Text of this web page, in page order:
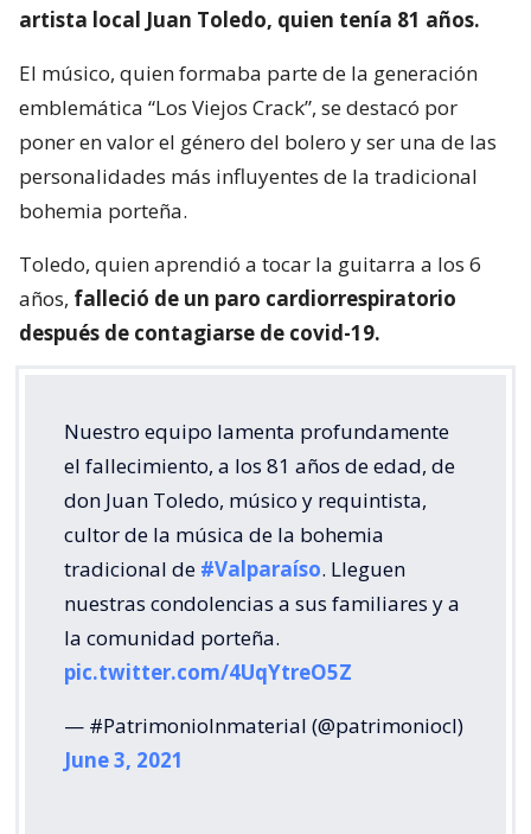
artista local Juan Toledo, quien tenía 81 años.
El músico, quien formaba parte de la generación
emblemática “Los Viejos Crack”, se destacó por
poner en valor el género del bolero y ser una de las
personalidades más influyentes de la tradicional
bohemia porteña.
Toledo, quien aprendió a tocar la guitarra a los 6
años, falleció de un paro cardiorrespiratorio
después de contagiarse de covid-19.
Nuestro equipo lamenta profundamente
el fallecimiento, a los 81 años de edad, de
don Juan Toledo, músico y requintista,
cultor de la música de la bohemia
tradicional de #Valparaíso. Lleguen
nuestras condolencias a sus familiares y a
la comunidad porteña.
pic.twitter.com/4UqYtreO5Z
— #PatrimonioInmaterial (@patrimoniocl)
June 3, 2021